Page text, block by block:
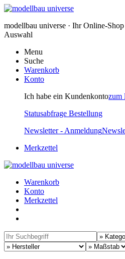
modellbau universe · Ihr Online-
Auswahl
Menu
Suche
Warenkorb
Konto
Ich habe ein Kundenkontozum
Statusabfrage Bestellung
Newsletter - Anmeldung
Merkzettel
Warenkorb
Konto
Merkzettel